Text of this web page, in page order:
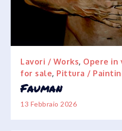
Lavori / Works, Opere in
for sale, Pittura /
Fauman
13 Febbraio 2026